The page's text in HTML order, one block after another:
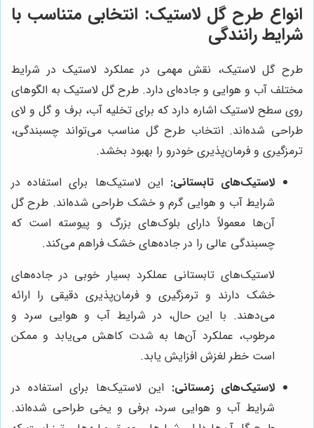
انواع طرح گل لاستیک: انتخابی متناسب با
شرایط رانندگی
طرح گل لاستیک، نقش مهمی در عملکرد لاستیک در شرایط
مختلف آب و هوایی و جاده‌ای دارد. طرح گل لاستیک به الگوهای
روی سطح لاستیک اشاره دارد که برای تخلیه آب، برف و گل و لای
طراحی شده‌اند. انتخاب طرح گل مناسب می‌تواند چسبندگی،
ترمزگیری و فرمان‌پذیری خودرو را بهبود بخشد.
لاستیک‌های تابستانی: این لاستیک‌ها برای استفاده در
شرایط آب و هوایی گرم و خشک طراحی شده‌اند. طرح گل
آن‌ها معمولاً دارای بلوک‌های بزرگ و پیوسته است که
چسبندگی عالی را در جاده‌های خشک فراهم می‌کند.
لاستیک‌های تابستانی عملکرد بسیار خوبی در جاده‌های
خشک دارند و ترمزگیری و فرمان‌پذیری دقیقی را ارائه
می‌دهند. با این حال، در شرایط آب و هوایی سرد و
مرطوب، عملکرد آن‌ها به شدت کاهش می‌یابد و ممکن
است خطر لغزش افزایش یابد.
لاستیک‌های زمستانی: این لاستیک‌ها برای استفاده در
شرایط آب و هوایی سرد، برفی و یخی طراحی شده‌اند.